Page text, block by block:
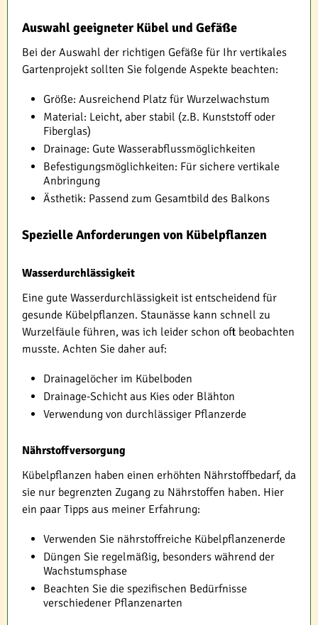
Auswahl geeigneter Kübel und Gefäße
Bei der Auswahl der richtigen Gefäße für Ihr vertikales
Gartenprojekt sollten Sie folgende Aspekte beachten:
Größe: Ausreichend Platz für Wurzelwachstum
Material: Leicht, aber stabil (z.B. Kunststoff oder
Fiberglas)
Drainage: Gute Wasserabflussmöglichkeiten
Befestigungsmöglichkeiten: Für sichere vertikale
Anbringung
Ästhetik: Passend zum Gesamtbild des Balkons
Spezielle Anforderungen von Kübelpflanzen
Wasserdurchlässigkeit
Eine gute Wasserdurchlässigkeit ist entscheidend für
gesunde Kübelpflanzen. Staunässe kann schnell zu
Wurzelfäule führen, was ich leider schon oft beobachten
musste. Achten Sie daher auf:
Drainagelöcher im Kübelboden
Drainage-Schicht aus Kies oder Blähton
Verwendung von durchlässiger Pflanzerde
Nährstoffversorgung
Kübelpflanzen haben einen erhöhten Nährstoffbedarf, da
sie nur begrenzten Zugang zu Nährstoffen haben. Hier
ein paar Tipps aus meiner Erfahrung:
Verwenden Sie nährstoffreiche Kübelpflanzenerde
Düngen Sie regelmäßig, besonders während der
Wachstumsphase
Beachten Sie die spezifischen Bedürfnisse
verschiedener Pflanzenarten